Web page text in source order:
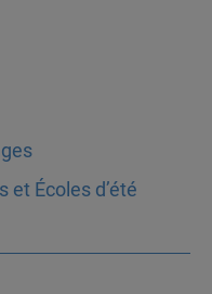
et Écoles d’été